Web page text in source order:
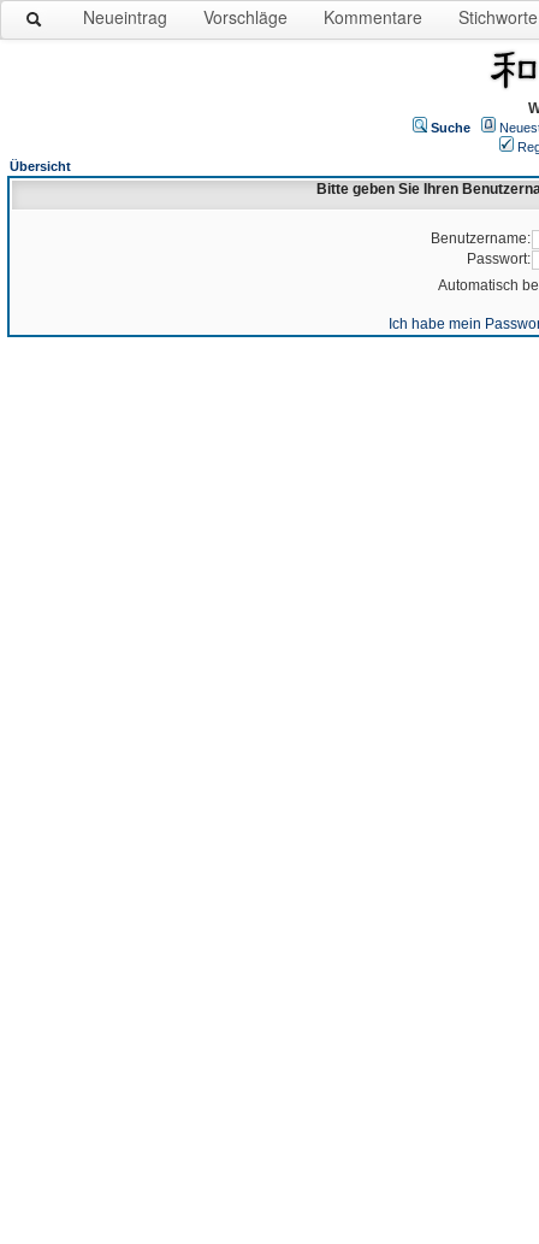
Neueintrag Vorschläge Kommentare Stichworte
Suche
Übersicht
Bitte geben Sie Ihren
Benutzername:
Passwort:
Automatisch
Ich habe mein